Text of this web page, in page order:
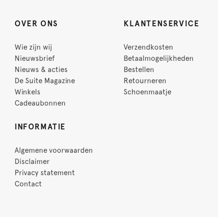
OVER ONS
Wie zijn wij
Nieuwsbrief
Nieuws & acties
De Suite Magazine
Winkels
Cadeaubonnen
KLANTENSERVICE
Verzendkosten
Betaalmogelijkheden
Bestellen
Retourneren
Schoenmaatje
INFORMATIE
Algemene voorwaarden
Disclaimer
Privacy statement
Contact